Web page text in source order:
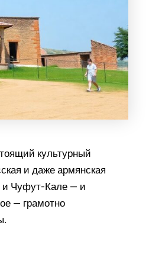
культурный
и даже армянская
и Чуфут-Кале — и
— грамотно